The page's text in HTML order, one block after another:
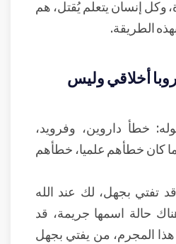
وكل إنسان يتعلم يُقتل، هم
الطريقة.
أخلاقي وليس
خطأ داروين، وفرويد،
كان خطأهم علميا، خطأهم
تفتي بجهل، لك عند الله
حالة اسمها جريمة، قد
المجرم، من يفتي بجهل